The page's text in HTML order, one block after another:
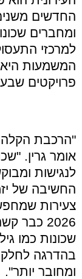
החדשים
ומחברים
למרכזי
המשמעות
פרויקטים
"הרכבת הקלה
אומר גרין. "
לנגישות
החשיבה של
צעירות
2026 כבר
שכונות כמו
בהדרגה לחלק
ומחובר יותר".